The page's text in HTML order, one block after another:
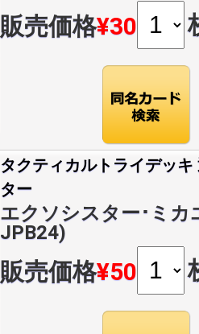
販売価格¥30
タクティカルトライデッ
ター
エクソシスター･ミ
JPB24)
販売価格¥50